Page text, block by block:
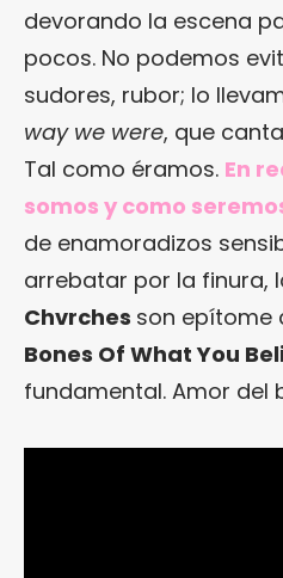
devorando la escena
pocos. No podemos
sudores, rubor; lo
way we were, que
Tal como éramos. En
somos y como
de enamoradizos
arrebatar por la finura,
Chvrches son epítome
Bones Of What You
fundamental. Amor del